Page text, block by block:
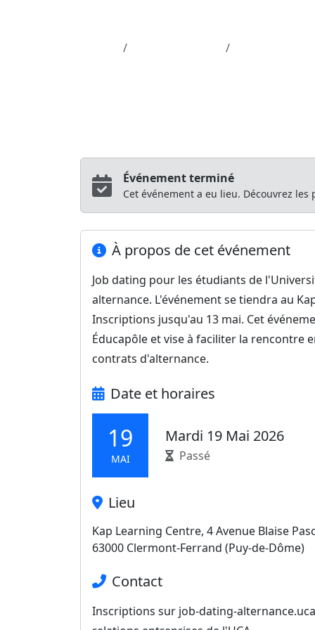
Événement terminé
Cet événement a eu lieu. Découvrez
À propos de cet événement
Job dating pour les étudiants de
alternance. L'événement se tiendra au
Inscriptions jusqu'au 13 mai. Cet
Éducapôle et vise à faciliter la rencontre
contrats d'alternance.
Date et horaires
19
MAI
Mardi 19 Mai 2026
Passé
Lieu
Kap Learning Centre, 4 Avenue Blaise
63000 Clermont-Ferrand (Puy-de-Dôme)
Contact
Inscriptions sur job-dating-